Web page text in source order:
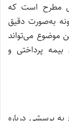
مطرح است که
به‌صورت دقیق
موضوع می‌تواند
پرداختی و
به پرسشی درباره